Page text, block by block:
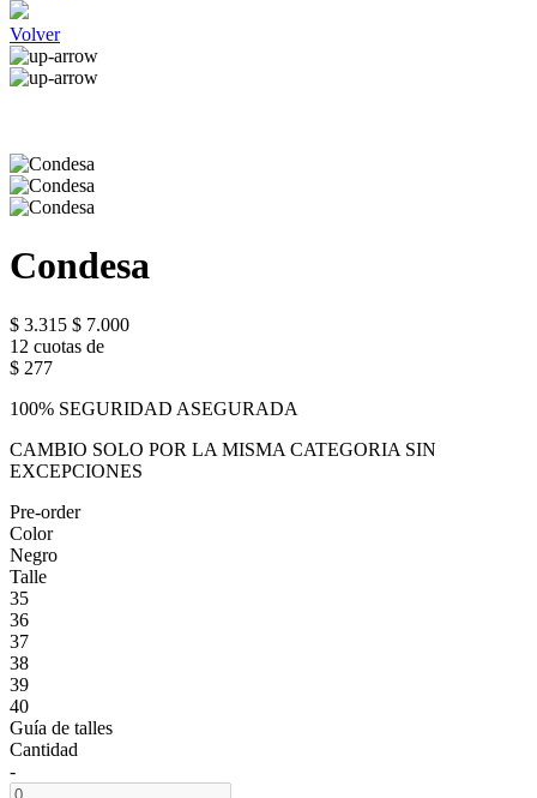
Volver
Condesa
$ 3.315 $ 7.000
12 cuotas de
$ 277
100% SEGURIDAD ASEGURADA
CAMBIO SOLO POR LA MISMA CATEGORIA SIN
EXCEPCIONES
Pre-order
Color
Negro
Talle
35
36
37
38
39
40
Guía de talles
Cantidad
-